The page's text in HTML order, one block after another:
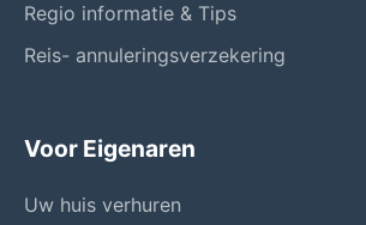
Regio informatie & Tips
Reis- annuleringsverzekering
Voor Eigenaren
Uw huis verhuren